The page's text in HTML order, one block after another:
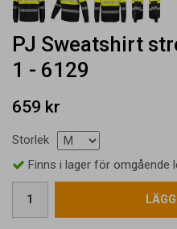
PJ Sweatshirt
1 - 6129
659 kr
Storlek
Finns i lager för omgående